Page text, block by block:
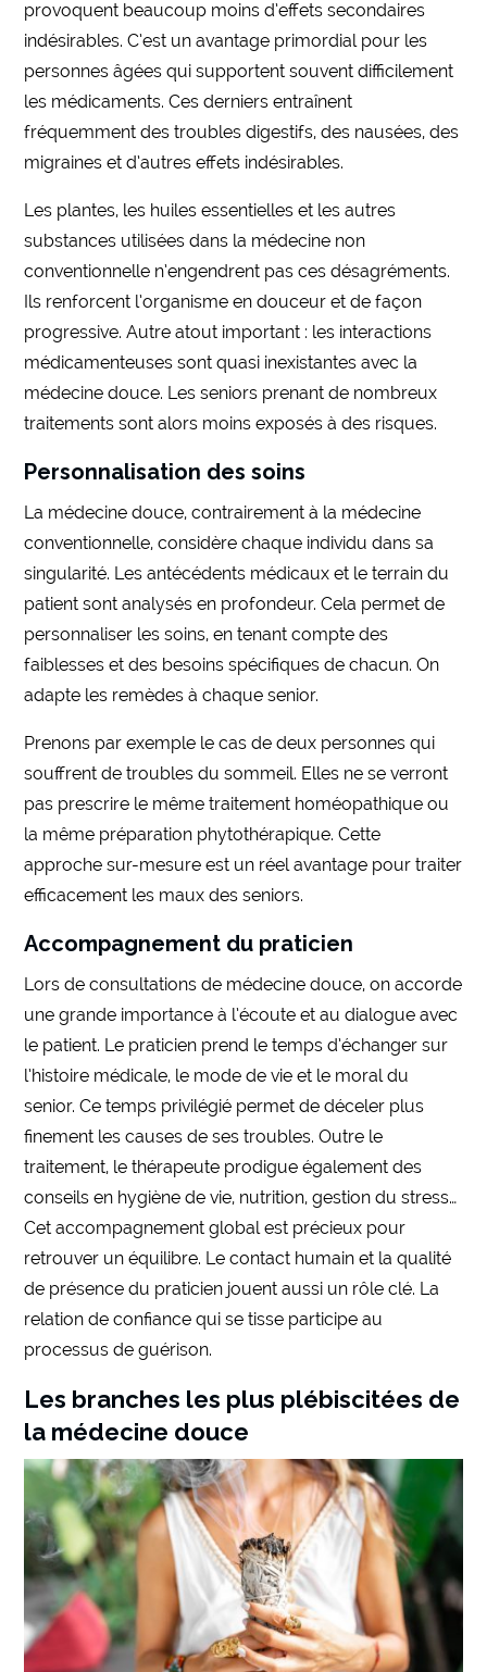
provoquent beaucoup moins d’effets secondaires
indésirables. C’est un avantage primordial pour les
personnes âgées qui supportent souvent difficilement
les médicaments. Ces derniers entraînent
fréquemment des troubles digestifs, des nausées, des
migraines et d’autres effets indésirables.
Les plantes, les huiles essentielles et les autres
substances utilisées dans la médecine non
conventionnelle n’engendrent pas ces désagréments.
Ils renforcent l’organisme en douceur et de façon
progressive. Autre atout important : les interactions
médicamenteuses sont quasi inexistantes avec la
médecine douce. Les seniors prenant de nombreux
traitements sont alors moins exposés à des risques.
Personnalisation des soins
La médecine douce, contrairement à la médecine
conventionnelle, considère chaque individu dans sa
singularité. Les antécédents médicaux et le terrain du
patient sont analysés en profondeur. Cela permet de
personnaliser les soins, en tenant compte des
faiblesses et des besoins spécifiques de chacun. On
adapte les remèdes à chaque senior.
Prenons par exemple le cas de deux personnes qui
souffrent de troubles du sommeil. Elles ne se verront
pas prescrire le même traitement homéopathique ou
la même préparation phytothérapique. Cette
approche sur-mesure est un réel avantage pour traiter
efficacement les maux des seniors.
Accompagnement du praticien
Lors de consultations de médecine douce, on accorde
une grande importance à l’écoute et au dialogue avec
le patient. Le praticien prend le temps d’échanger sur
l’histoire médicale, le mode de vie et le moral du
senior. Ce temps privilégié permet de déceler plus
finement les causes de ses troubles. Outre le
traitement, le thérapeute prodigue également des
conseils en hygiène de vie, nutrition, gestion du stress…
Cet accompagnement global est précieux pour
retrouver un équilibre. Le contact humain et la qualité
de présence du praticien jouent aussi un rôle clé. La
relation de confiance qui se tisse participe au
processus de guérison.
Les branches les plus plébiscitées de
la médecine douce